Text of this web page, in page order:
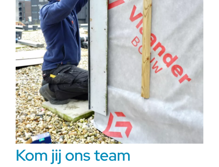
Kom jij ons team